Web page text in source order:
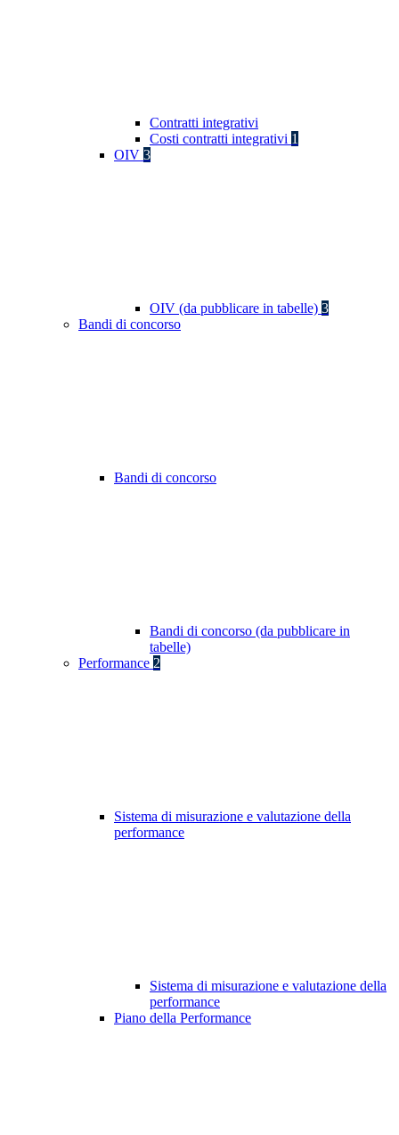
Contratti integrativi
Costi contratti integrativi 1
OIV 3
OIV (da pubblicare in tabelle) 3
Bandi di concorso
Bandi di concorso
Bandi di concorso (da pubblicare in
tabelle)
Performance 2
Sistema di misurazione e valutazione della
performance
Sistema di misurazione e valutazione della
performance
Piano della Performance